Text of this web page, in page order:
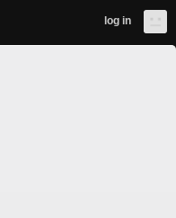
log in